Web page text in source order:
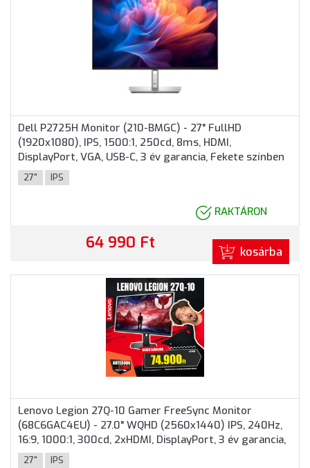
Dell P2725H Monitor (210-BMGC) - 27" FullHD
(1920x1080), IPS, 1500:1, 250cd, 8ms, HDMI,
DisplayPort, VGA, USB-C, 3 év garancia, Fekete színben
27" IPS
RAKTÁRON
64 990 Ft kosárba
Lenovo Legion 27Q-10 Gamer FreeSync Monitor
(68C6GAC4EU) - 27.0" WQHD (2560x1440) IPS, 240Hz,
16:9, 1000:1, 300cd, 2xHDMI, DisplayPort, 3 év garancia,
Fekete színben
27" IPS